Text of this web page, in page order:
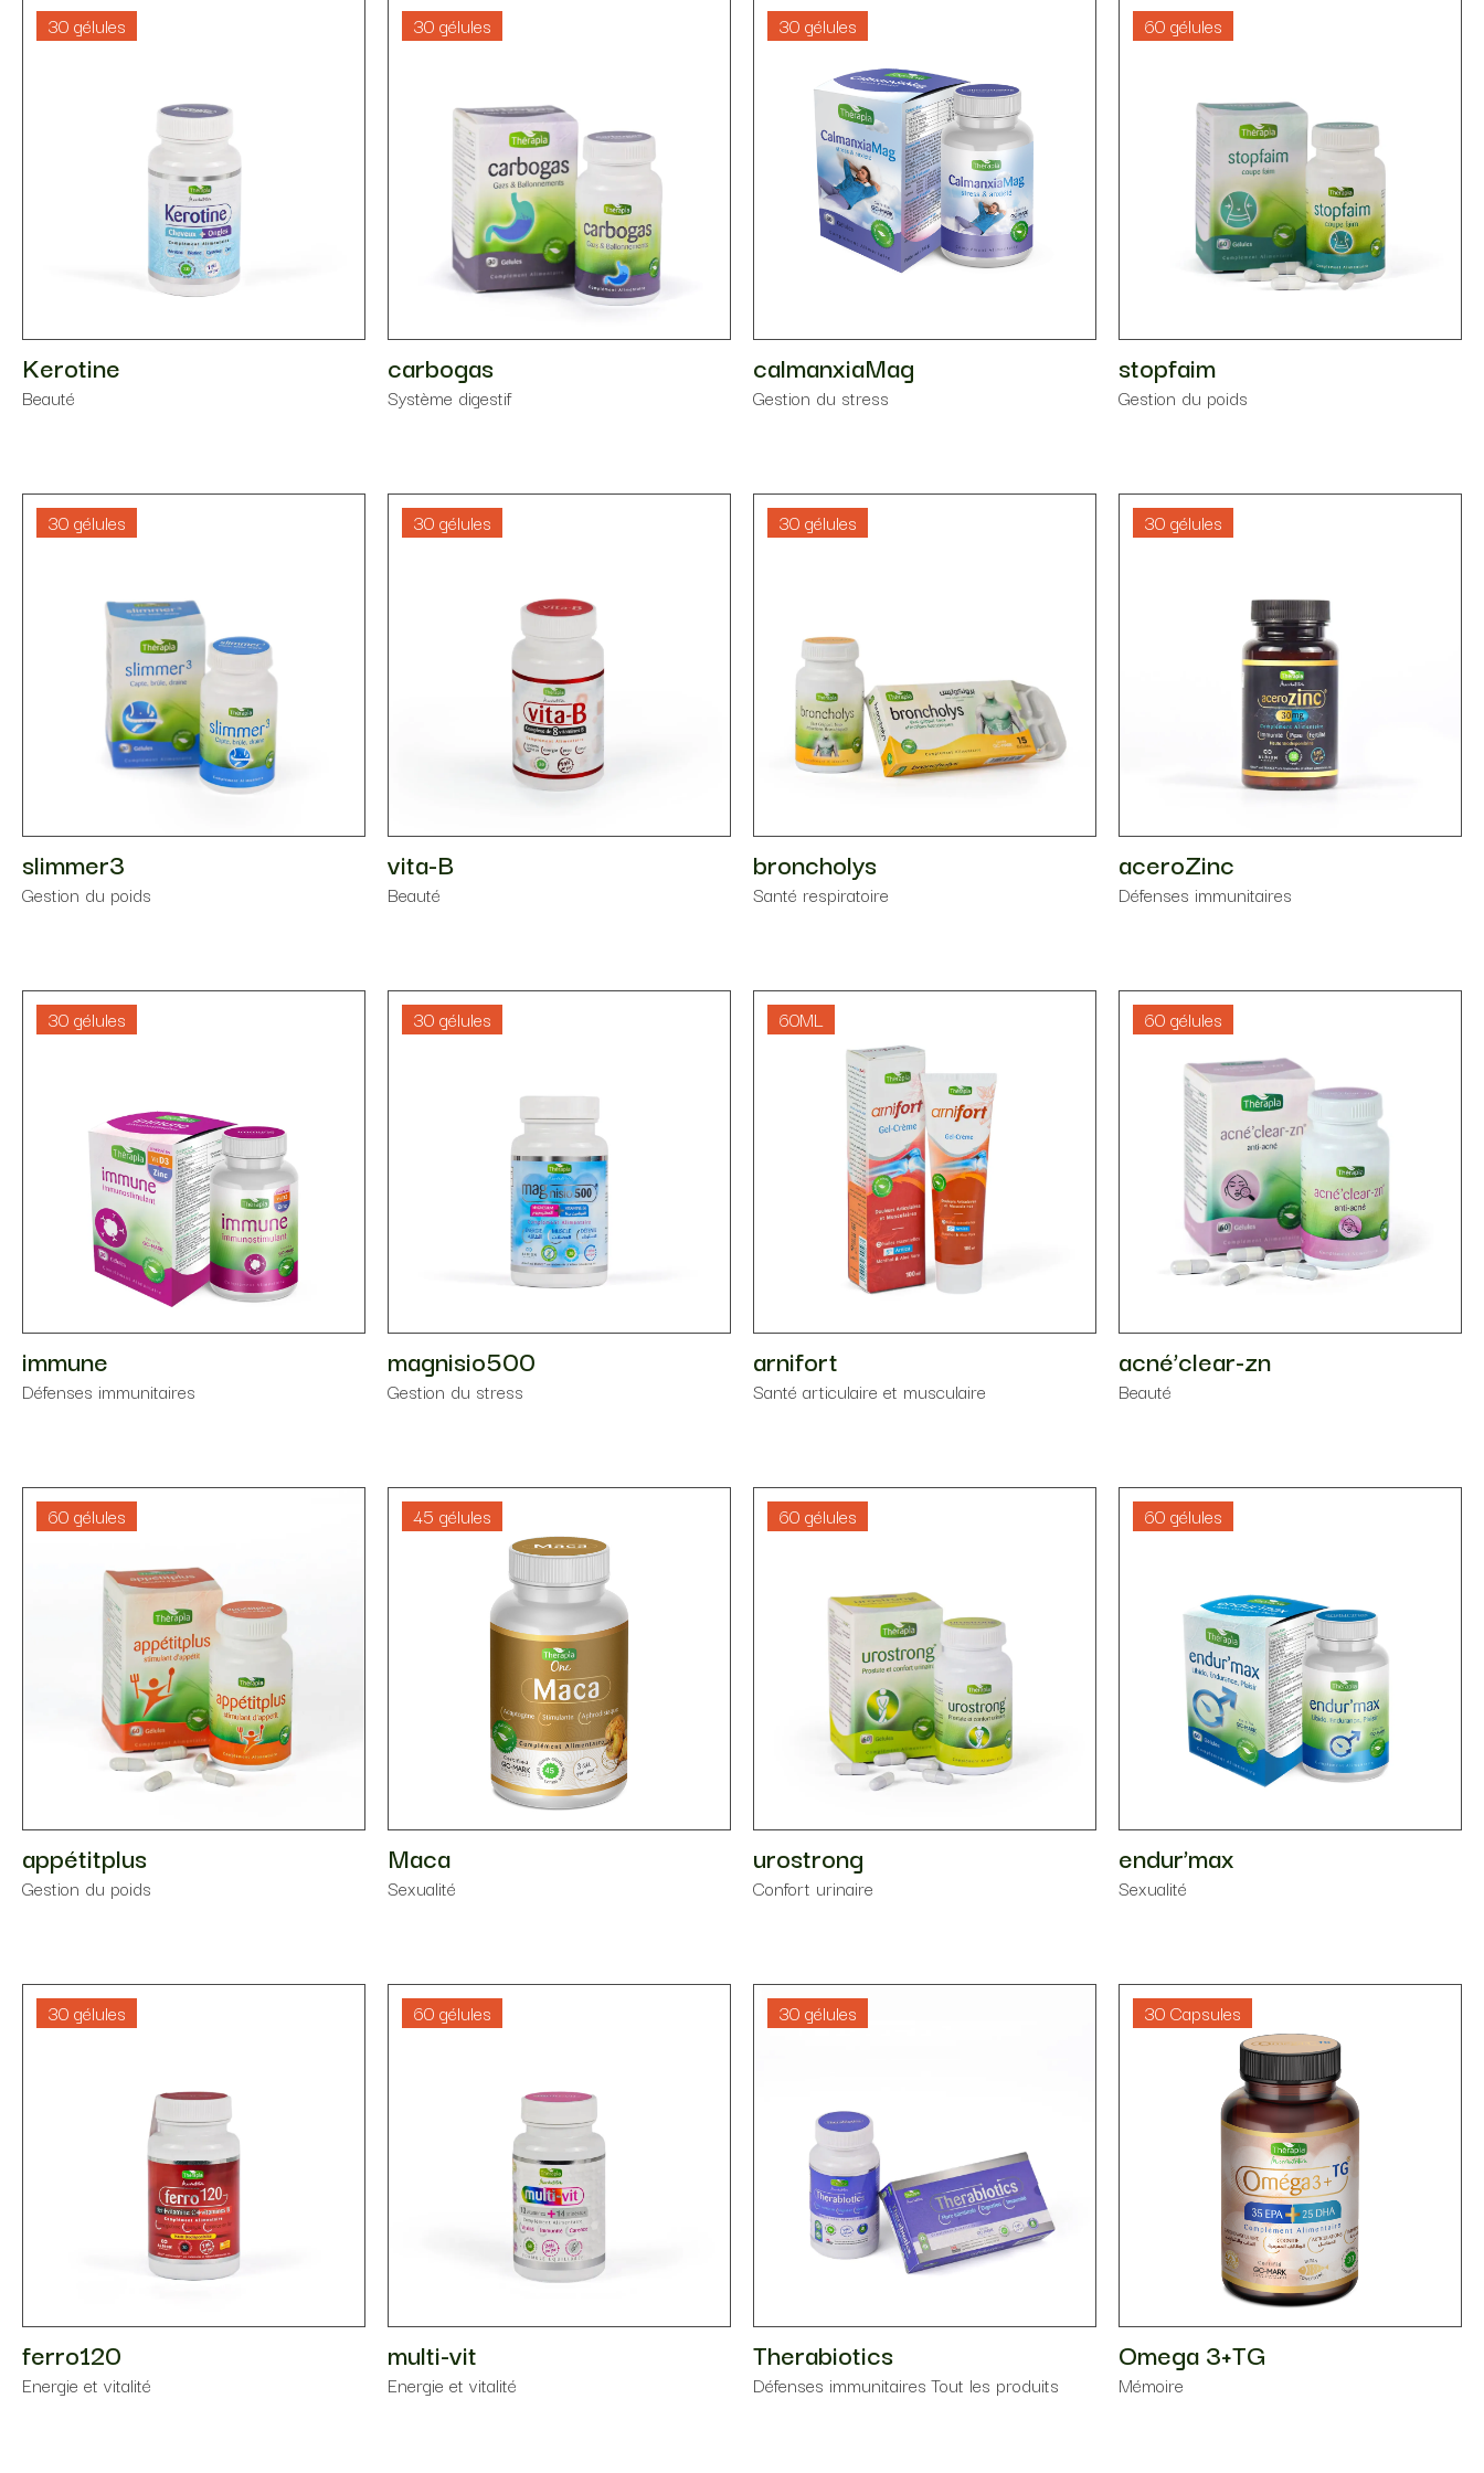
musculaire
30 gélules
Kerotine
Beauté
30 gélules
carbogas
Système digestif
30 gélules
calmanxiaMag
Gestion du stress
60 gélules
stopfaim
⁠Gestion du poids
30 gélules
slimmer3
⁠Gestion du poids
30 gélules
vita-B
Beauté
30 gélules
broncholys
Santé respiratoire
30 gélules
aceroZinc
Défenses immunitaires
30 gélules
immune
Défenses immunitaires
30 gélules
magnisio500
Gestion du stress
60ML
arnifort
Santé articulaire et musculaire
60 gélules
acné’clear-zn
Beauté
60 gélules
appétitplus
⁠Gestion du poids
45 gélules
Maca
Sexualité
60 gélules
urostrong
Confort urinaire
60 gélules
endur’max
Sexualité
30 gélules
ferro120
Energie et vitalité
60 gélules
multi-vit
Energie et vitalité
30 gélules
Therabiotics
Défenses immunitairesTout les produits
30 Capsules
Omega 3+TG
Mémoire